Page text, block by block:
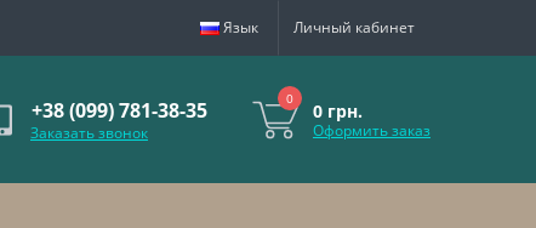
Язык Личный кабинет
+38 (099) 781-38-35
Заказать звонок
0
0 грн.
Оформить заказ